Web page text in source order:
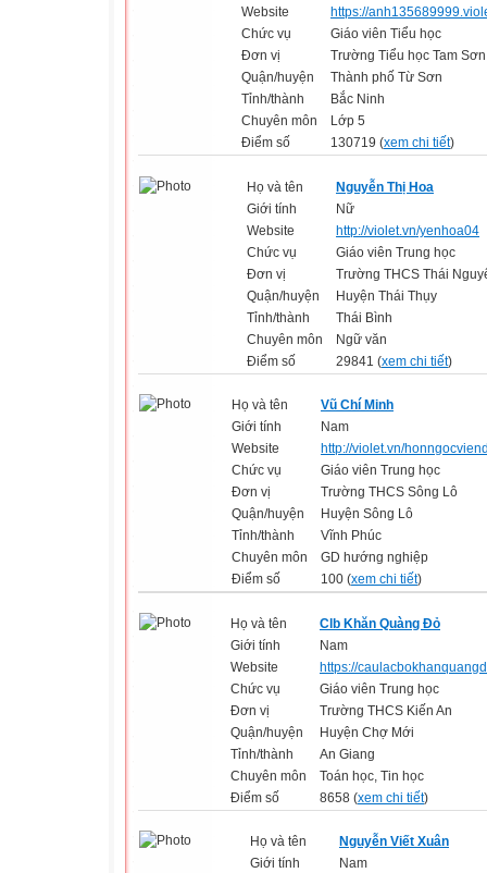
Website
https://
Chức vụ
Giáo viên Tiểu học
Đơn vị
Trường Tiểu học Tam
Quận/huyện
Thành phố Từ Sơn
Tỉnh/thành
Bắc Ninh
Chuyên môn
Lớp 5
Điểm số
130719 (xem chi tiết)
Họ và tên
Nguyễn Thị Hoa
Giới tính
Nữ
Website
http://violet.vn/yenhoa04
Chức vụ
Giáo viên Trung học
Đơn vị
Trường THCS Thái
Quận/huyện
Huyện Thái Thụy
Tỉnh/thành
Thái Bình
Chuyên môn
Ngữ văn
Điểm số
29841 (xem chi tiết)
Họ và tên
Vũ Chí Minh
Giới tính
Nam
Website
http://violet.vn/
Chức vụ
Giáo viên Trung học
Đơn vị
Trường THCS Sông Lô
Quận/huyện
Huyện Sông Lô
Tỉnh/thành
Vĩnh Phúc
Chuyên môn
GD hướng nghiệp
Điểm số
100 (xem chi tiết)
Họ và tên
Clb Khăn Quàng Đỏ
Giới tính
Nam
Website
https://
Chức vụ
Giáo viên Trung học
Đơn vị
Trường THCS Kiến An
Quận/huyện
Huyện Chợ Mới
Tỉnh/thành
An Giang
Chuyên môn
Toán học, Tin học
Điểm số
8658 (xem chi tiết)
Họ và tên
Nguyễn Viết Xuân
Giới tính
Nam